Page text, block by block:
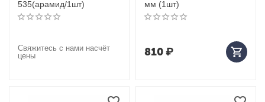
535(арамид/1шт)
Свяжитесь с нами насчёт
цены
мм (1шт)
810₽